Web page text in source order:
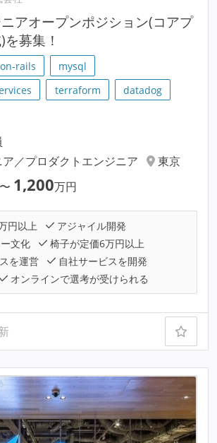
アオープンポジション(コアプ
募集！
rails
mysql
terraform
datadog
／プロダクトエンジニア
東京
〜 1,200万円
円以上
アジャイル開発
文化
椅子が定価6万円以上
を運営
自社サービスを開発
オンラインで選考が受けられる